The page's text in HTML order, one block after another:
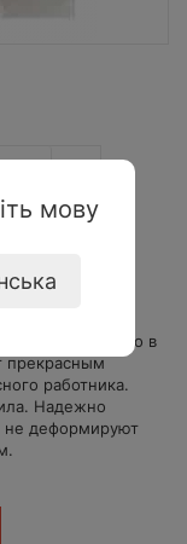
мову
+
Количество в
прекрасным
работника.
Надежно
не деформируют